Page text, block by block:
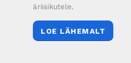
äriisikutele.
LOE LÄHEMALT